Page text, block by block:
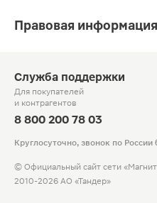
Правовая информация
Служба поддержки
Для покупателей
и контрагентов
8 800 200 78 03
Круглосуточно, звонок по России
© Официальный сайт сети
2010-2026 АО «Тандер»